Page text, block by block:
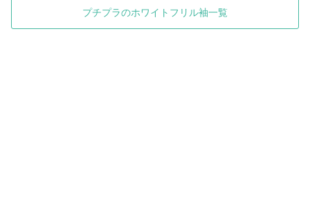
プチプラのホワイトフリル袖一覧